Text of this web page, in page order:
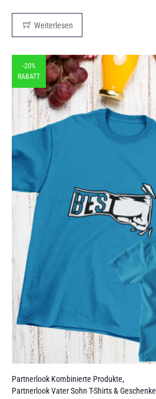
Weiterlesen
-20%
RABATT
Partnerlook Kombinierte Produkte,
Partnerlook Vater Sohn T-Shirts & Geschenke